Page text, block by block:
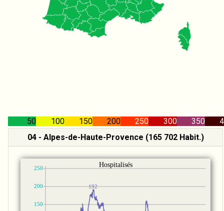
50 100 150 200 250 300 350
04 - Alpes-de-Haute-Provence (165 702 Habit.)